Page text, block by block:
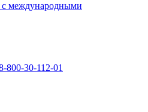
с международными
800-30-112-01